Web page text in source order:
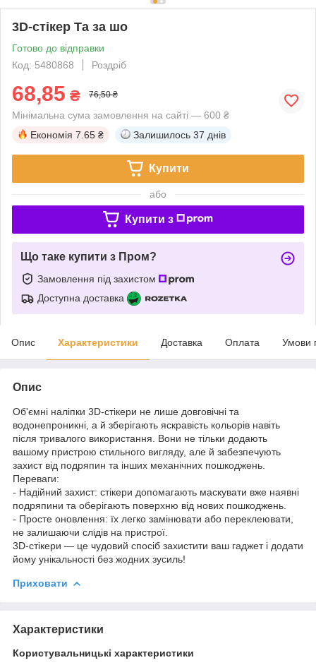
3D-стікер Та за шо
Готово до відправки
Код: 5480868
Роздріб
68,85 ₴ 76,50 ₴
Мінімальна сума замовлення на сайті — 600 ₴
Економія 7.65 ₴ Залишилось 37 днів
Купити
або
Купити з
Що таке купити з Пром?
Замовлення під захистом
Доступна доставка
Опис Характеристики Доставка Оплата Умови
Опис
Об'ємні наліпки 3D-стікери не лише довговічні та
водонепроникні, а й зберігають яскравість кольорів навіть
після тривалого використання. Вони не тільки додають
вашому пристрою стильного вигляду, але й забезпечують
захист від подряпин та інших механічних пошкоджень.
Переваги:
- Надійний захист: стікери допомагають маскувати вже наявні
подряпини та оберігають поверхню від нових пошкоджень.
- Просте оновлення: їх легко замінювати або переклеювати,
не залишаючи слідів на пристрої.
3D-стікери — це чудовий спосіб захистити ваш гаджет і додати
йому унікальності без жодних зусиль!
Приховати
Характеристики
Користувальницькі характеристики